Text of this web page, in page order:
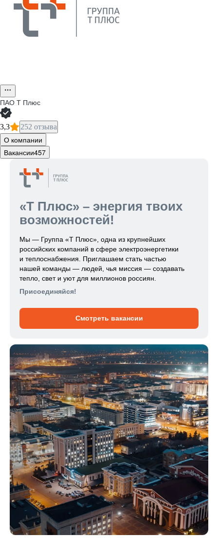
ПАО Т Плюс
3,3 252 отзыва
О компании
Вакансии457
«Т Плюс» – энергия твоих
возможностей!
Мы — Группа «Т Плюс», одна из крупнейших
российских компаний в сфере электроэнергетики
и теплоснабжения. Приглашаем стать частью
нашей команды — людей, чья миссия — создавать
тепло, свет и уют для миллионов россиян.
Присоединяйся!
Смотреть вакансии